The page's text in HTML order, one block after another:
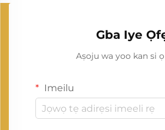
Gba Iye
Aṣoju wa yoo kan si
Imeilu